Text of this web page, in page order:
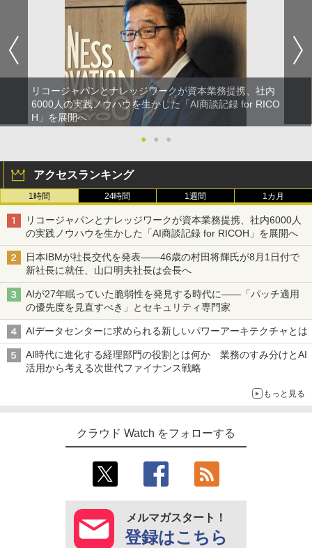
リコージャパンとナレッジワークが資本業務提携、社内
6000人の実践ノウハウを生かした「AI商談記録 for RICO
H」を展開へ
●
● ●
アクセスランキング
1時間 24時間 1週間 1カ月
リコージャパンとナレッジワークが資本業務提携、社内6000人
の実践ノウハウを生かした「AI商談記録 for RICOH」を展開へ
日本IBMが社長交代を発表――46歳の村田将輝氏が8月1日付で
新社長に就任、山口明夫社長は会長へ
AIが27年眠っていた脆弱性を発見する時代に――「パッチ適用
の優先度を見直すべき」とセキュリティ専門家
AIデータセンターに求められる新しいパワーアーキテクチャとは
AI時代に進化する経理部門の役割とは何か 業務のすみ分けとAI
活用から考える次世代ファイナンス戦略
もっと見る
クラウド Watch をフォローする
メルマガスタート！
登録はこちら